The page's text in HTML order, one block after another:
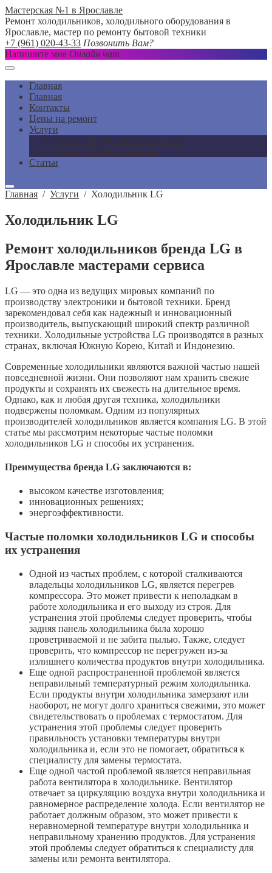
Мастерская №1 в Ярославле
Ремонт холодильников, холодильного оборудования в
Ярославле, мастер по ремонту бытовой техники
+7 (961) 020-43-33 Позвонить Вам?
Напишите мне Онлайн чат
Главная
Главная
Контакты
Цены на ремонт
Услуги
Ремонт посудомоечных машин
Ремонт духовых шкафов
Статьи
Главная / Услуги / Холодильник LG
Холодильник LG
Ремонт холодильников бренда LG в
Ярославле мастерами сервиса
LG — это одна из ведущих мировых компаний по
производству электроники и бытовой техники. Бренд
зарекомендовал себя как надежный и инновационный
производитель, выпускающий широкий спектр различной
техники. Холодильные устройства LG производятся в разных
странах, включая Южную Корею, Китай и Индонезию.
Современные холодильники являются важной частью нашей
повседневной жизни. Они позволяют нам хранить свежие
продукты и сохранять их свежесть на длительное время.
Однако, как и любая другая техника, холодильники
подвержены поломкам. Одним из популярных
производителей холодильников является компания LG. В этой
статье мы рассмотрим некоторые частые поломки
холодильников LG и способы их устранения.
Преимущества бренда LG заключаются в:
высоком качестве изготовления;
инновационных решениях;
энергоэффективности.
Частые поломки холодильников LG и способы
их устранения
Одной из частых проблем, с которой сталкиваются
владельцы холодильников LG, является перегрев
компрессора. Это может привести к неполадкам в
работе холодильника и его выходу из строя. Для
устранения этой проблемы следует проверить, чтобы
задняя панель холодильника была хорошо
проветриваемой и не забита пылью. Также, следует
проверить, что компрессор не перегружен из-за
излишнего количества продуктов внутри холодильника.
Еще одной распространенной проблемой является
неправильный температурный режим холодильника.
Если продукты внутри холодильника замерзают или
наоборот, не могут долго храниться свежими, это может
свидетельствовать о проблемах с термостатом. Для
устранения этой проблемы следует проверить
правильность установки температуры внутри
холодильника и, если это не помогает, обратиться к
специалисту для замены термостата.
Еще одной частой проблемой является неправильная
работа вентилятора в холодильнике. Вентилятор
отвечает за циркуляцию воздуха внутри холодильника и
равномерное распределение холода. Если вентилятор не
работает должным образом, это может привести к
неравномерной температуре внутри холодильника и
неправильному хранению продуктов. Для устранения
этой проблемы следует обратиться к специалисту для
замены или ремонта вентилятора.